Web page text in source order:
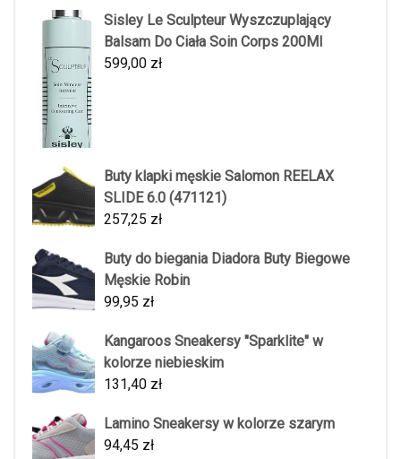
Sisley Le Sculpteur Wyszczuplający
Balsam Do Ciała Soin Corps 200Ml
599,00 zł
Buty klapki męskie Salomon REELAX
SLIDE 6.0 (471121)
257,25 zł
Buty do biegania Diadora Buty Biegowe
Męskie Robin
99,95 zł
Kangaroos Sneakersy "Sparklite" w
kolorze niebieskim
131,40 zł
Lamino Sneakersy w kolorze szarym
94,45 zł